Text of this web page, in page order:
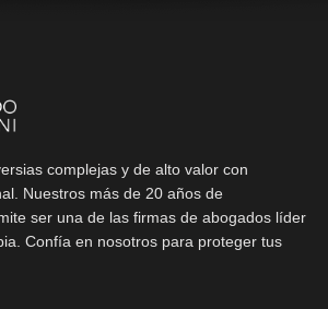
complejas y de alto valor con
Nuestros más de 20 años de
ser una de las firmas de abogados líder
Confía en nosotros para proteger tus